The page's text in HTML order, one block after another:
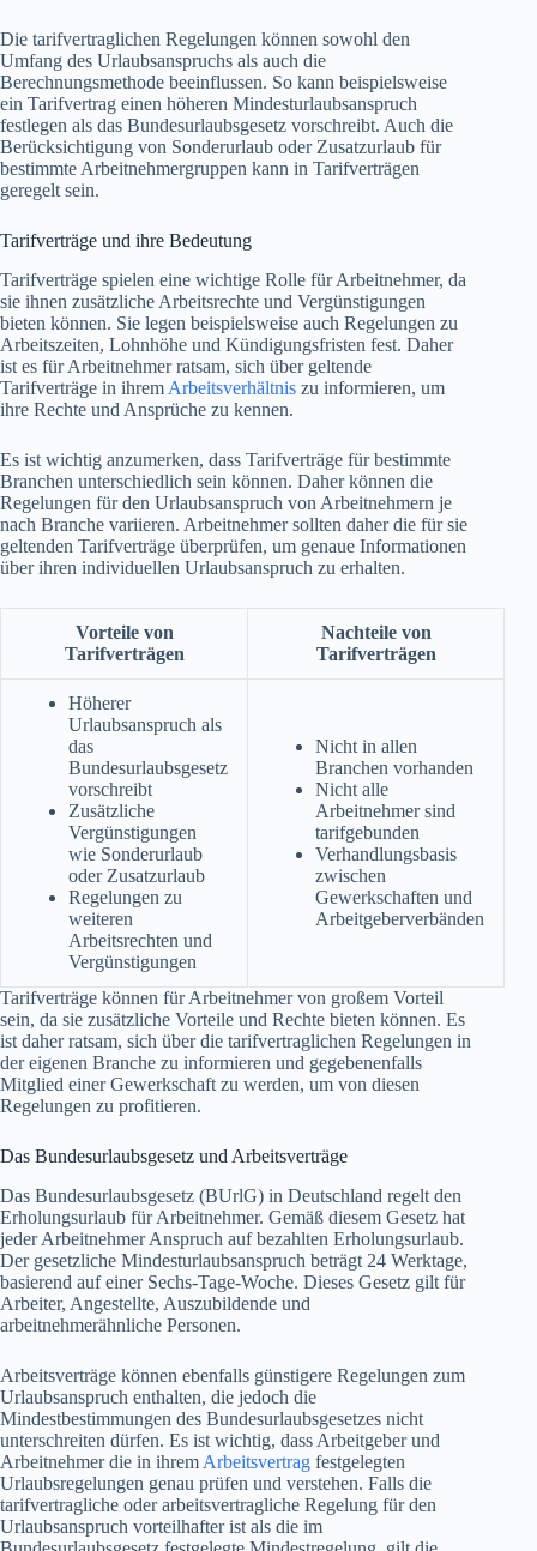
Die tarifvertraglichen Regelungen können sowohl den
Umfang des Urlaubsanspruchs als auch die
Berechnungsmethode beeinflussen. So kann beispielsweise
ein Tarifvertrag einen höheren Mindesturlaubsanspruch
festlegen als das Bundesurlaubsgesetz vorschreibt. Auch die
Berücksichtigung von Sonderurlaub oder Zusatzurlaub für
bestimmte Arbeitnehmergruppen kann in Tarifverträgen
geregelt sein.
Tarifverträge und ihre Bedeutung
Tarifverträge spielen eine wichtige Rolle für Arbeitnehmer, da
sie ihnen zusätzliche Arbeitsrechte und Vergünstigungen
bieten können. Sie legen beispielsweise auch Regelungen zu
Arbeitszeiten, Lohnhöhe und Kündigungsfristen fest. Daher
ist es für Arbeitnehmer ratsam, sich über geltende
Tarifverträge in ihrem Arbeitsverhältnis zu informieren, um
ihre Rechte und Ansprüche zu kennen.
Es ist wichtig anzumerken, dass Tarifverträge für bestimmte
Branchen unterschiedlich sein können. Daher können die
Regelungen für den Urlaubsanspruch von Arbeitnehmern je
nach Branche variieren. Arbeitnehmer sollten daher die für sie
geltenden Tarifverträge überprüfen, um genaue Informationen
über ihren individuellen Urlaubsanspruch zu erhalten.
Vorteile von
Tarifverträgen
Nachteile von
Tarifverträgen
Höherer
Urlaubsanspruch als
das
Bundesurlaubsgesetz
vorschreibt
Zusätzliche
Vergünstigungen
wie Sonderurlaub
oder Zusatzurlaub
Regelungen zu
weiteren
Arbeitsrechten und
Vergünstigungen
Nicht in allen
Branchen vorhanden
Nicht alle
Arbeitnehmer sind
tarifgebunden
Verhandlungsbasis
zwischen
Gewerkschaften und
Arbeitgeberverbänden
Tarifverträge können für Arbeitnehmer von großem Vorteil
sein, da sie zusätzliche Vorteile und Rechte bieten können. Es
ist daher ratsam, sich über die tarifvertraglichen Regelungen in
der eigenen Branche zu informieren und gegebenenfalls
Mitglied einer Gewerkschaft zu werden, um von diesen
Regelungen zu profitieren.
Das Bundesurlaubsgesetz und Arbeitsverträge
Das Bundesurlaubsgesetz (BUrlG) in Deutschland regelt den
Erholungsurlaub für Arbeitnehmer. Gemäß diesem Gesetz hat
jeder Arbeitnehmer Anspruch auf bezahlten Erholungsurlaub.
Der gesetzliche Mindesturlaubsanspruch beträgt 24 Werktage,
basierend auf einer Sechs-Tage-Woche. Dieses Gesetz gilt für
Arbeiter, Angestellte, Auszubildende und
arbeitnehmerähnliche Personen.
Arbeitsverträge können ebenfalls günstigere Regelungen zum
Urlaubsanspruch enthalten, die jedoch die
Mindestbestimmungen des Bundesurlaubsgesetzes nicht
unterschreiten dürfen. Es ist wichtig, dass Arbeitgeber und
Arbeitnehmer die in ihrem Arbeitsvertrag festgelegten
Urlaubsregelungen genau prüfen und verstehen. Falls die
tarifvertragliche oder arbeitsvertragliche Regelung für den
Urlaubsanspruch vorteilhafter ist als die im